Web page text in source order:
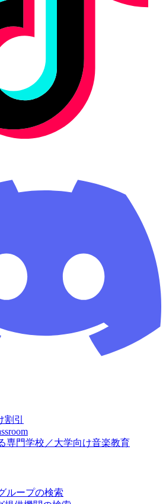
引
専門学校／大学向け音楽教育
ループの検索